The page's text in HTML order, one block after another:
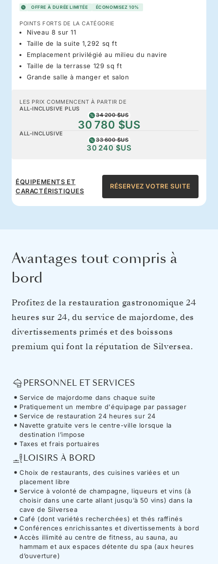
OFFRE À DURÉE LIMITÉE ÉCONOMISEZ 10%
POINTS FORTS DE LA CATÉGORIE
Niveau 8 sur 11
Taille de la suite 1,292 sq ft
Emplacement privilégié au milieu du navire
Taille de la terrasse 129 sq ft
Grande salle à manger et salon
LES PRIX COMMENCENT À PARTIR DE
ALL-INCLUSIVE PLUS
34 200 $US
30 780 $US
ALL-INCLUSIVE
33 600 $US
30 240 $US
ÉQUIPEMENTS ET
CARACTÉRISTIQUES
RÉSERVEZ VOTRE SUITE
Avantages tout compris à
bord
Profitez de la restauration gastronomique 24
heures sur 24, du service de majordome, des
divertissements primés et des boissons
premium qui font la réputation de Silversea.
PERSONNEL ET SERVICES
Service de majordome dans chaque suite
Pratiquement un membre d'équipage par passager
Service de restauration 24 heures sur 24
Navette gratuite vers le centre-ville lorsque la
destination l’impose
Taxes et frais portuaires
LOISIRS À BORD
Choix de restaurants, des cuisines variées et un
placement libre
Service à volonté de champagne, liqueurs et vins (à
choisir dans une carte allant jusqu’à 50 vins) dans la
cave de Silversea
Café (dont variétés recherchées) et thés raffinés
Conférences enrichissantes et divertissements à bord
Accès illimité au centre de fitness, au sauna, au
hammam et aux espaces détente du spa (aux heures
d’ouverture)